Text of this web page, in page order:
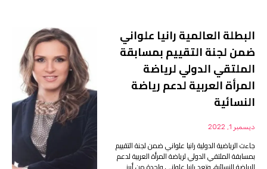
البطلة العالمية رانيا علواني
ضمن لجنة التقييم بمسابقة
الملتقي الدولي لرياضة
المرأة العربية لدعم رياضة
النسائية
ديسمبر 1, 2022
جاءت الرياضية الدولية رانيا علواني ضمن لجنة التقييم
بمسابقة الملتقي الدولي لرياضة المرأة العربية لدعم